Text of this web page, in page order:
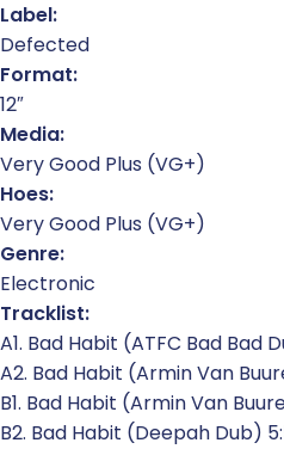
Label:
Defected
Format:
12″
Media:
Very Good Plus (VG+)
Hoes:
Very Good Plus (VG+)
Genre:
Electronic
Tracklist:
A1. Bad Habit (ATFC Bad Bad
A2. Bad Habit (Armin Van
B1. Bad Habit (Armin Van
B2. Bad Habit (Deepah Dub)